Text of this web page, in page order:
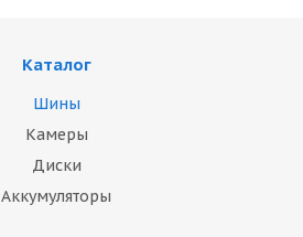
Каталог
Шины
Камеры
Диски
Аккумуляторы